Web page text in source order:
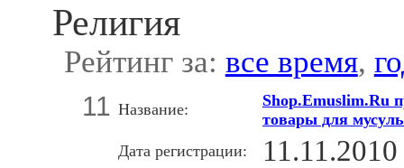
Религия
Рейтинг за: все время,
11 Название:
Shop.Emuslim.Ru
товары для
Дата регистрации:
11.11.2010